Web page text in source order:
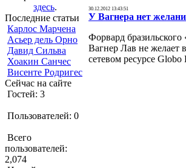
здесь.
Последние статьи
Карлос Марчена
Асьер дель Орно
Давид Сильва
Хоакин Санчес
Висенте Родригес
Сейчас на сайте
Гостей: 3
Пользователей: 0
Всего
пользователей:
2,074
30.12.2012 13:43:51
У Вагнера нет
Форвард
Вагнер Лав не желает
сетевом ресурсе